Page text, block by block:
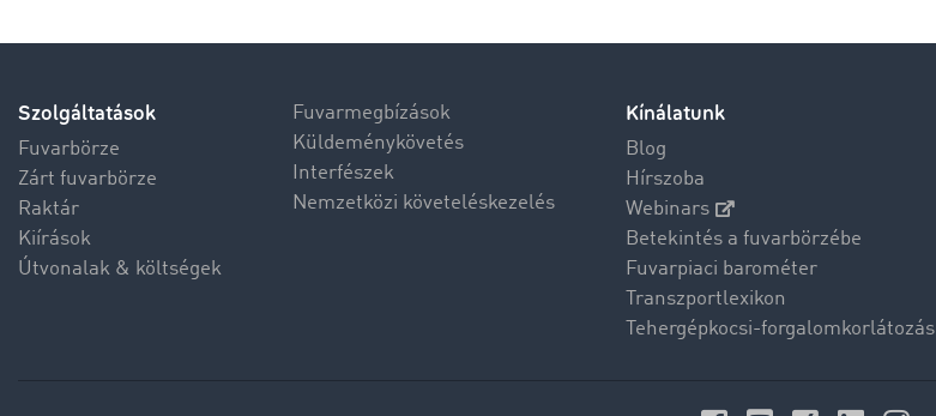
Szolgáltatások
Fuvarbörze
Zárt fuvarbörze
Raktár
Kiírások
Útvonalak & költségek
Fuvarmegbízások
Küldeménykövetés
Interfészek
Nemzetközi követeléskezelés
Kínálatunk
Blog
Hírszoba
Webinars
Betekintés a fuvarbörzébe
Fuvarpiaci barométer
Transzportlexikon
Tehergépkocsi-forgalomkorlátozás